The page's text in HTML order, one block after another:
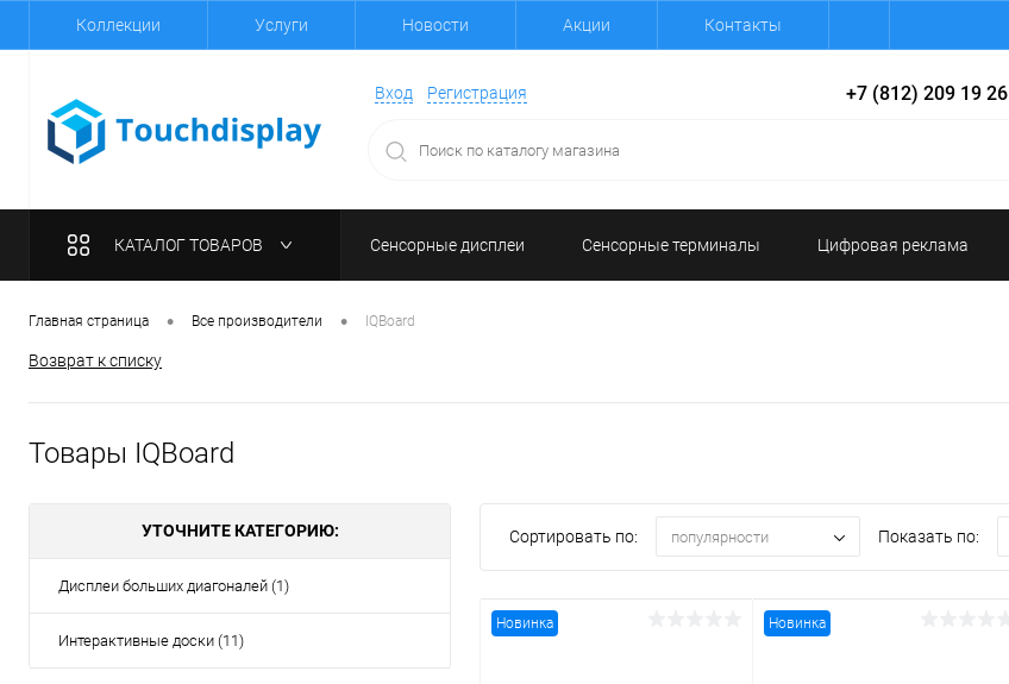
Коллекции Услуги Новости Акции Контакты
Вход Регистрация +7 (812) 209 19 26
КАТАЛОГ ТОВАРОВ Сенсорные дисплеи Сенсорные терминалы Цифровая реклама
Главная страница • Все производители • IQBoard
Возврат к списку
Товары IQBoard
УТОЧНИТЕ КАТЕГОРИЮ:
Дисплеи больших диагоналей (1)
Интерактивные доски (11)
Сортировать по: популярности Показать по:
Новинка Новинка